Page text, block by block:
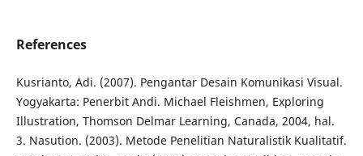
References
Kusrianto, Adi. (2007). Pengantar Desain Komunikasi Visual.
Yogyakarta: Penerbit Andi. Michael Fleishmen, Exploring
Illustration, Thomson Delmar Learning, Canada, 2004, hal.
3. Nasution. (2003). Metode Penelitian Naturalistik Kualitatif.